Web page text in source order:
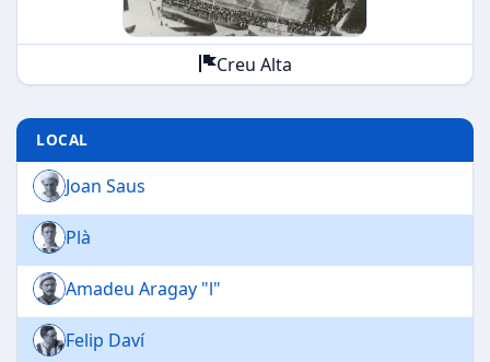
Creu Alta
LOCAL
Joan Saus
Plà
Amadeu Aragay "l"
Felip Daví